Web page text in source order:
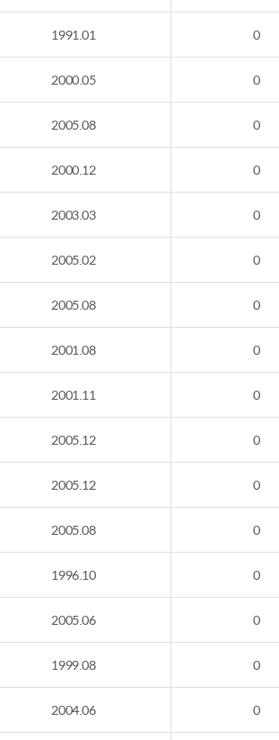
1991.01 0
2000.05 0
2005.08 0
2000.12 0
2003.03 0
2005.02 0
2005.08 0
2001.08 0
2001.11 0
2005.12 0
2005.12 0
2005.08 0
1996.10 0
2005.06 0
1999.08 0
2004.06 0